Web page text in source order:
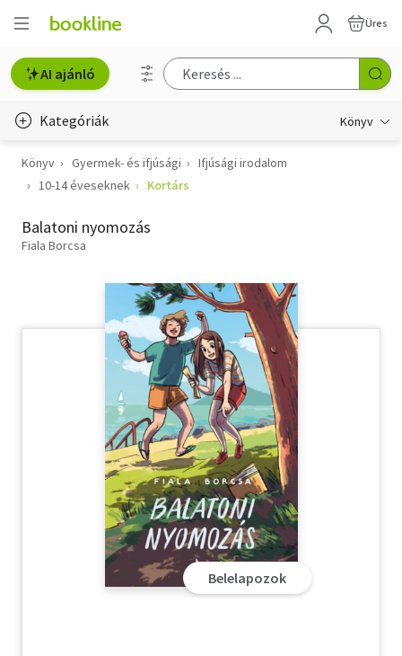
Üres
AI ajánló
Kategóriák Könyv
Életmód, egészség
Gyermek- és ifjúsági
Hobbi, szabadidő
Szótár, nyelvkönyv
Tankönyv, segédkönyv
Társadalomtudomány
Természettudomány
Könyv Gyermek- és ifjúsági
Ifjúsági irodalom
10-14 éveseknek
Kortárs
Balatoni nyomozás
Fiala Borcsa
Belelapozok